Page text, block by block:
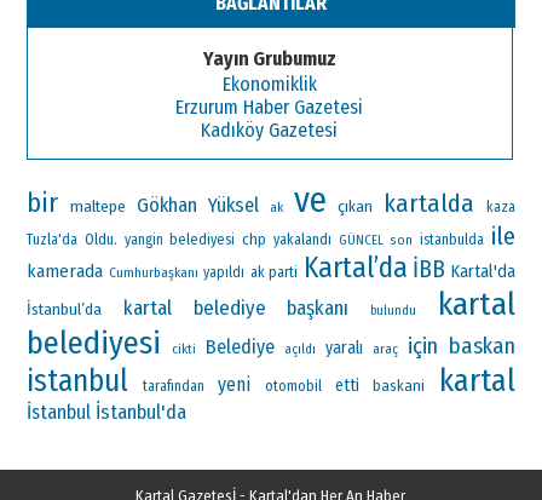
Yayın Grubumuz
Ekonomiklik
Erzurum Haber Gazetesi
Kadıköy Gazetesi
bir maltepe Gökhan Yüksel ak ve çıkan kartalda
kaza
Tuzla'da Oldu. yangin belediyesi chp yakalandı GÜNCEL son istanbulda ile
kamerada Cumhurbaşkanı yapıldı ak parti Kartal’da İBB Kartal'da
İstanbul’da kartal belediye başkanı bulundu
kartal
belediyesi
cikti Belediye açıldı yaralı araç için baskan
istanbul tarafından yeni otomobil etti baskani kartal
İstanbul İstanbul'da
Kartal Gazetesİ - Kartal'dan Her An Haber